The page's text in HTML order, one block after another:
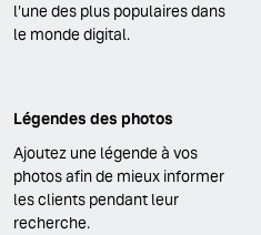
l'une des plus populaires dans
le monde digital.
Légendes des photos
Ajoutez une légende à vos
photos afin de mieux informer
les clients pendant leur
recherche.